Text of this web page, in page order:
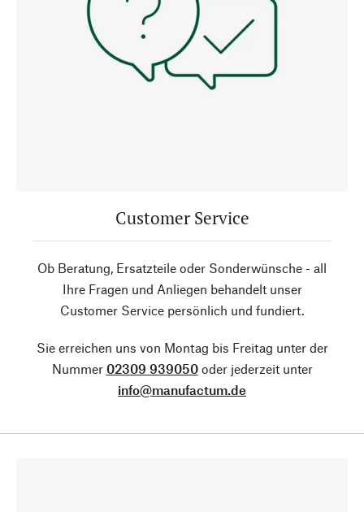
Customer Service
Ob Beratung, Ersatzteile oder Sonderwünsche - all
Ihre Fragen und Anliegen behandelt unser
Customer Service persönlich und fundiert.
Sie erreichen uns von Montag bis Freitag unter der
Nummer 02309 939050oder jederzeit unter
info@manufactum.de